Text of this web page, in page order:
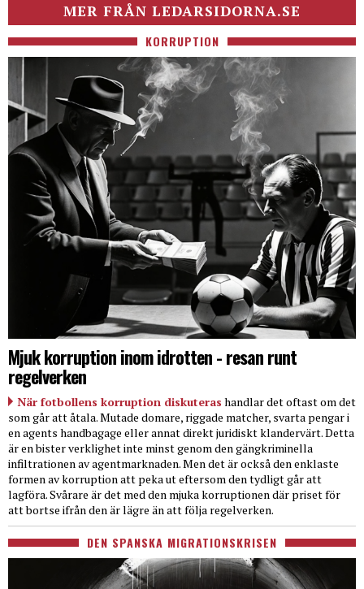
MER FRÅN LEDARSIDORNA.SE
KORRUPTION
Mjuk korruption inom idrotten - resan runt
regelverken
När fotbollens korruption diskuteras handlar det oftast om det
som går att åtala. Mutade domare, riggade matcher, svarta pengar i
en agents handbagage eller annat direkt juridiskt klandervärt. Detta
är en bister verklighet inte minst genom den gängkriminella
infiltrationen av agentmarknaden. Men det är också den enklaste
formen av korruption att peka ut eftersom den tydligt går att
lagföra. Svårare är det med den mjuka korruptionen där priset för
att bortse ifrån den är lägre än att följa regelverken.
DEN SPANSKA MIGRATIONSKRISEN